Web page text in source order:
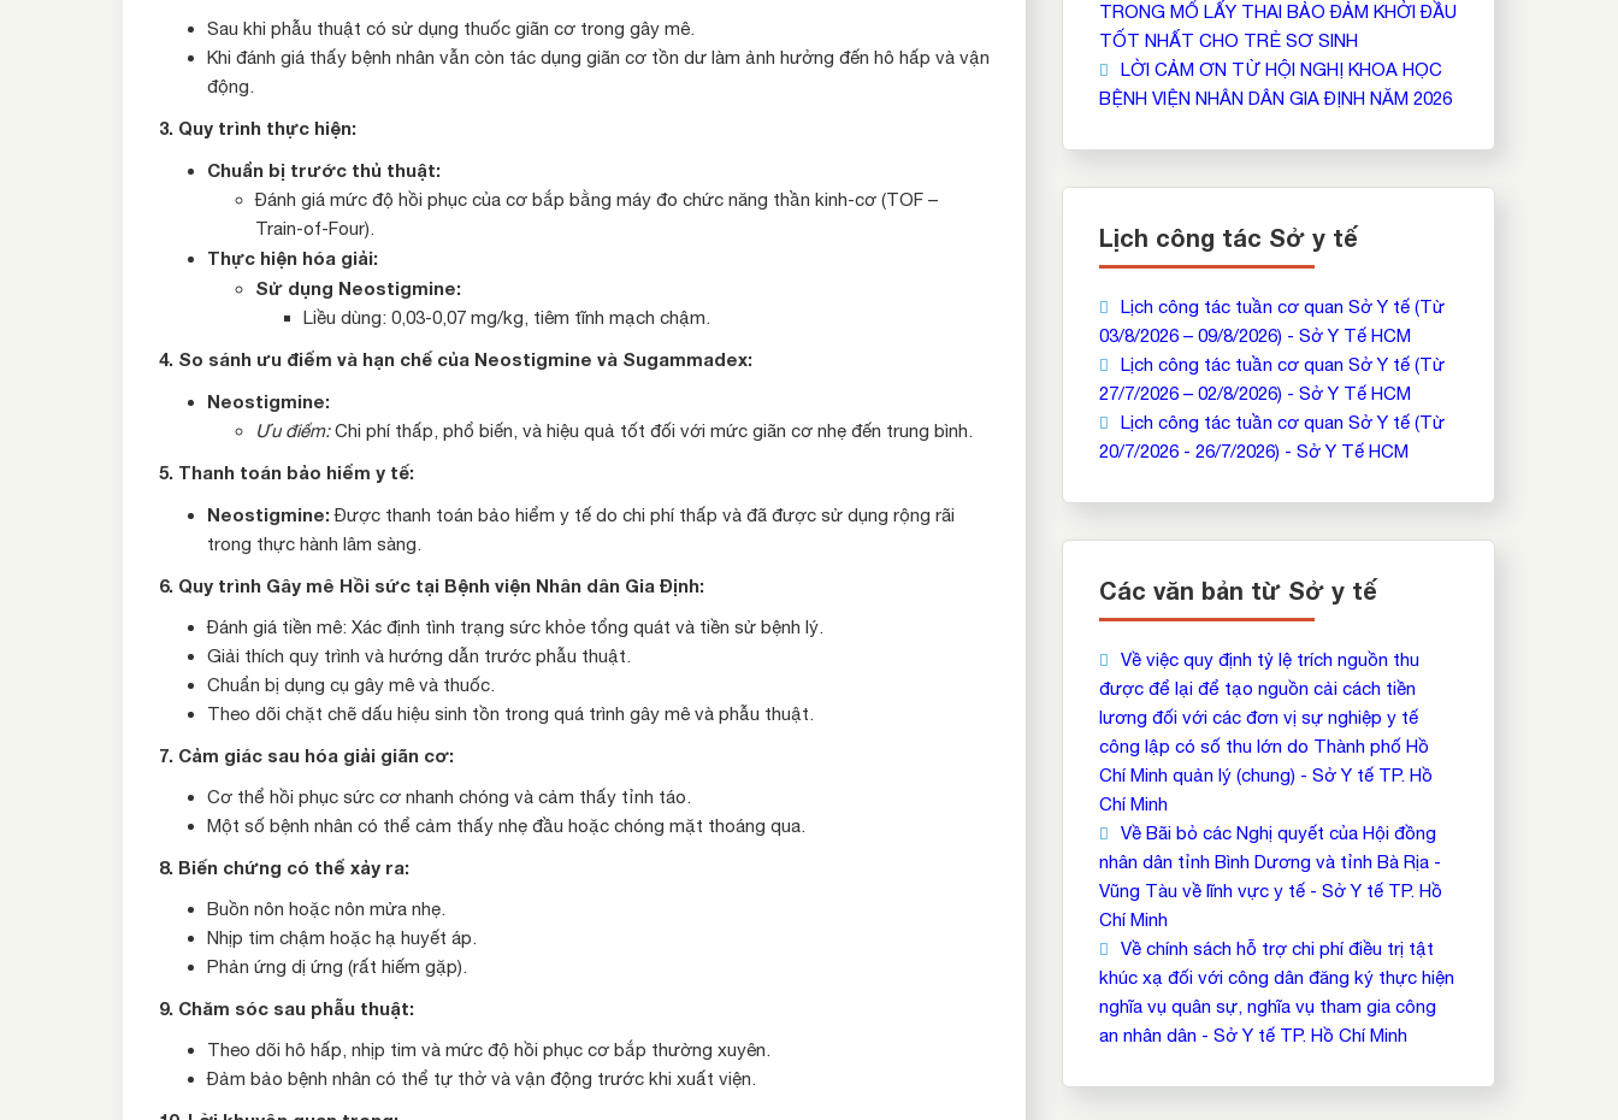
Sau khi phẫu thuật có sử dụng thuốc giãn cơ trong gây mê.
Khi đánh giá thấy bệnh nhân vẫn còn tác dụng giãn cơ tồn dư làm ảnh hưởng đến hô hấp và vận
động.
3. Quy trình thực hiện:
Chuẩn bị trước thủ thuật:
Đánh giá mức độ hồi phục của cơ bắp bằng máy đo chức năng thần kinh-cơ (TOF –
Train-of-Four).
Thực hiện hóa giải:
Sử dụng Neostigmine:
Liều dùng: 0,03-0,07 mg/kg, tiêm tĩnh mạch chậm.
4. So sánh ưu điểm và hạn chế của Neostigmine và Sugammadex:
Neostigmine:
Ưu điểm:Chi phí thấp, phổ biến, và hiệu quả tốt đối với mức giãn cơ nhẹ đến trung bình.
5. Thanh toán bảo hiểm y tế:
Neostigmine:Được thanh toán bảo hiểm y tế do chi phí thấp và đã được sử dụng rộng rãi
trong thực hành lâm sàng.
6. Quy trình Gây mê Hồi sức tại Bệnh viện Nhân dân Gia Định:
Đánh giá tiền mê: Xác định tình trạng sức khỏe tổng quát và tiền sử bệnh lý.
Giải thích quy trình và hướng dẫn trước phẫu thuật.
Chuẩn bị dụng cụ gây mê và thuốc.
Theo dõi chặt chẽ dấu hiệu sinh tồn trong quá trình gây mê và phẫu thuật.
7. Cảm giác sau hóa giải giãn cơ:
Cơ thể hồi phục sức cơ nhanh chóng và cảm thấy tỉnh táo.
Một số bệnh nhân có thể cảm thấy nhẹ đầu hoặc chóng mặt thoáng qua.
8. Biến chứng có thể xảy ra:
Buồn nôn hoặc nôn mửa nhẹ.
Nhịp tim chậm hoặc hạ huyết áp.
Phản ứng dị ứng (rất hiếm gặp).
9. Chăm sóc sau phẫu thuật:
Theo dõi hô hấp, nhịp tim và mức độ hồi phục cơ bắp thường xuyên.
Đảm bảo bệnh nhân có thể tự thở và vận động trước khi xuất viện.
TRONG MỔ LẤY THAI BẢO ĐẢM KHỞI ĐẦU
TỐT NHẤT CHO TRẺ SƠ SINH
LỜI CẢM ƠN TỪ HỘI NGHỊ KHOA HỌC
BỆNH VIỆN NHÂN DÂN GIA ĐỊNH NĂM 2026
Lịch công tác Sở y tế
Lịch công tác tuần cơ quan Sở Y tế (Từ
03/8/2026 – 09/8/2026) - Sở Y Tế HCM
Lịch công tác tuần cơ quan Sở Y tế (Từ
27/7/2026 – 02/8/2026) - Sở Y Tế HCM
Lịch công tác tuần cơ quan Sở Y tế (Từ
20/7/2026 - 26/7/2026) - Sở Y Tế HCM
Các văn bản từ Sở y tế
Về việc quy định tỷ lệ trích nguồn thu
được để lại để tạo nguồn cải cách tiền
lương đối với các đơn vị sự nghiệp y tế
công lập có số thu lớn do Thành phố Hồ
Chí Minh quản lý (chung) - Sở Y tế TP. Hồ
Chí Minh
Về Bãi bỏ các Nghị quyết của Hội đồng
nhân dân tỉnh Bình Dương và tỉnh Bà Rịa -
Vũng Tàu về lĩnh vực y tế - Sở Y tế TP. Hồ
Chí Minh
Về chính sách hỗ trợ chi phí điều trị tật
khúc xạ đối với công dân đăng ký thực hiện
nghĩa vụ quân sự, nghĩa vụ tham gia công
an nhân dân - Sở Y tế TP. Hồ Chí Minh